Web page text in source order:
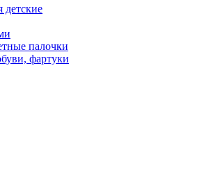
детские
палочки
фартуки